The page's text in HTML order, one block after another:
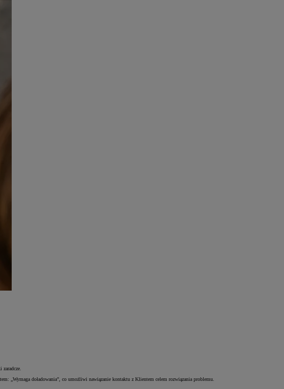
„Wymaga doładowania”, co umożliwi nawiązanie kontaktu z Klientem celem rozwiązania problemu.